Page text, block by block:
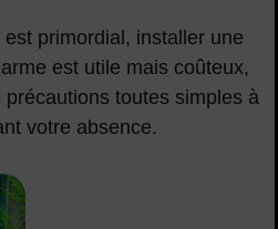
primordial, installer une
est utile mais coûteux,
toutes simples à
votre absence.